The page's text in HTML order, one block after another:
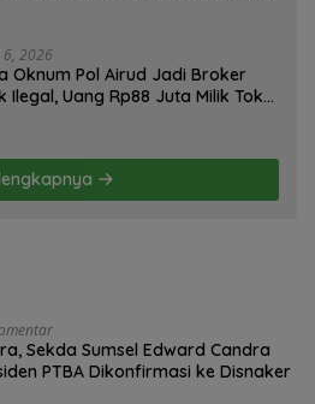
6, 2026
Oknum Pol Airud Jadi Broker
Ilegal, Uang Rp88 Juta Milik Toke
Sekda Sumsel Edward Candra
PTBA Dikonfirmasi ke Disnaker